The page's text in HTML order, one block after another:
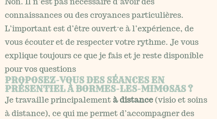
connaissances ou des croyances particulières.
L’important est d’être ouvert·e à l’expérience, de
vous écouter et de respecter votre rythme. Je vous
explique toujours ce que je fais et je reste disponible
pour vos questions
PROPOSEZ-VOUS DES SÉANCES EN
PRÉSENTIEL À BORMES-LES-MIMOSAS ?
Je travaille principalementà distance(visio et soins
à distance), ce qui me permet d’accompagner des